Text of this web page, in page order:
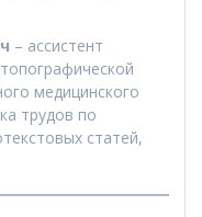
– ассистент
медицинского
трудов по
статей,